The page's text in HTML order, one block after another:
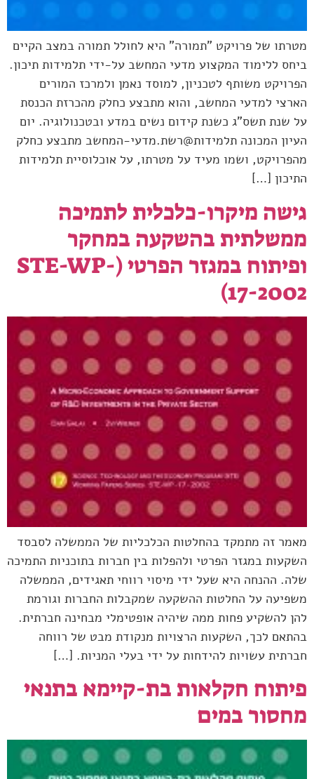
מטרתו של פרויקט "תמורה" היא לחולל תמורה במצב הקיים
ביחס ללימוד המקצוע מדעי המחשב על-ידי תלמידות תיכון.
הפרויקט משותף לטכניון, למוסד נאמן ולמרכז המורים
הארצי למדעי המחשב, והוא מתבצע כחלק מהכרזת הכנסת
על שנת תשס"ג כשנת קידום נשים במדע ובטכנולוגיה. יום
העיון המכונה תלמידות@רשת.מדעי-המחשב מתבצע כחלק
מהפרויקט, ושמו מעיד על מטרתו, על אוכלוסיית תלמידות
התיכון […]
גישה מיקרו-כלכלית לתמיכה
ממשלתית בהשקעה במחקר
ופיתוח במגזר הפרטי (STE-WP-
17-2002)
מאמר זה מתמקד בהחלטות הכלכליות של הממשלה לסבסד
השקעות במגזר הפרטי ולהפלות בין חברות בתוכניות התמיכה
שלה. ההנחה היא שעל ידי מיסוי רווחי תאגידים, הממשלה
משפיעה על החלטות ההשקעה שמקבלות החברות וגורמת
להן להשקיע פחות ממה שיהיה אופטימלי מבחינה חברתית.
בהתאם לכך, השקעות הרצויות מנקודת מבט של רווחה
חברתית עשויות להידחות על ידי בעלי המניות. […]
פיתוח חקלאות בת-קיימא בתנאי
מחסור במים